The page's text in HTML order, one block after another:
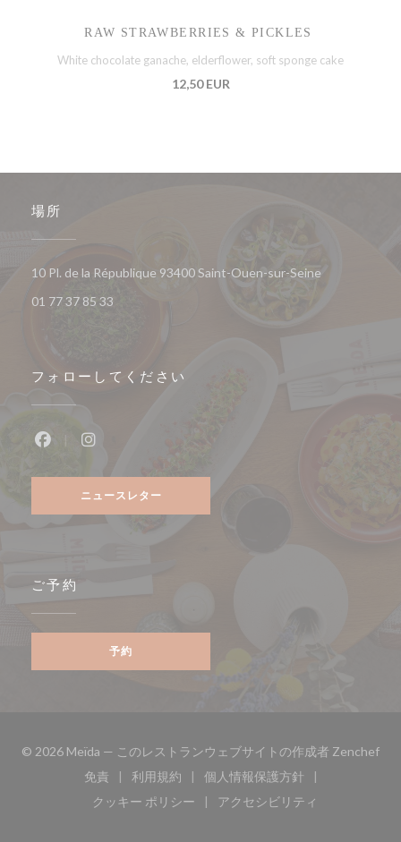
RAW STRAWBERRIES & PICKLES
White chocolate ganache, elderflower, soft sponge cake
12,50 EUR
場所
10 Pl. de la République 93400 Saint-Ouen-sur-Seine((新しいウィ
01 77 37 85 33
フォローしてください
ニュースレター
ご予約
予約
© 2026 Meïda — このレストランウェブサイトの作成者 Zenchef((
免責
((新しいウィンドウで開きます))
利用規約
((新しいウィンドウで開きます))
個人情報保護方針
((新しいウィンドウで開
クッキー ポリシー
((新しいウィンドウで開きます))
アクセシビリティ
((新しいウィンドウで